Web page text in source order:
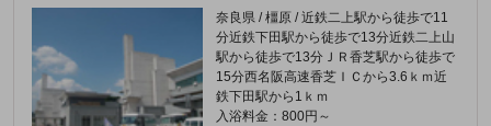
奈良県 / 橿原 / 近鉄二上駅から徒歩で11
分近鉄下田駅から徒歩で13分近鉄二上山
駅から徒歩で13分ＪＲ香芝駅から徒歩で
15分西名阪高速香芝ＩＣから3.6ｋｍ近
鉄下田駅から1ｋｍ
入浴料金：800円～